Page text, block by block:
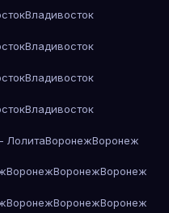
Владивосток
Владивосток
Владивосток
Владивосток
ЛолитаВоронежВоронеж
ВоронежВоронежВоронеж
ВоронежВоронежВоронеж